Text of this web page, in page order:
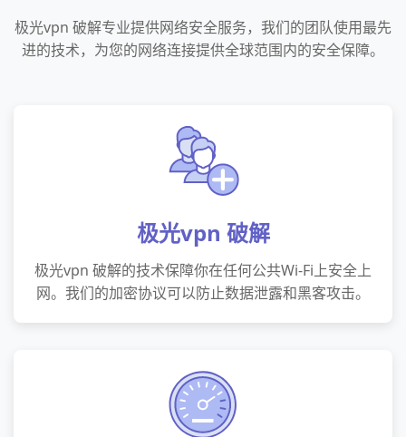
极光vpn 破解专业提供网络安全服务，我们的团队使用最先
进的技术，为您的网络连接提供全球范围内的安全保障。
极光vpn 破解
极光vpn 破解的技术保障你在任何公共Wi-Fi上安全上
网。我们的加密协议可以防止数据泄露和黑客攻击。